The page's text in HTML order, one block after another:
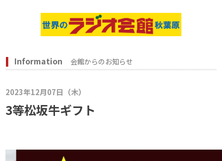
Information 会館からのお知らせ
2023年12月07日（木）
3等松坂牛ギフト